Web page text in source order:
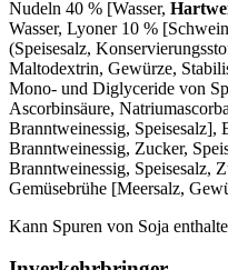
Nudeln 40 % [Wasser,
Wasser, Lyoner 10 %
(Speisesalz,
Maltodextrin, Gewürze,
Mono- und Diglyceride von
Ascorbinsäure,
Branntweinessig, Speisesalz],
Branntweinessig, Zucker,
Branntweinessig, Speisesalz,
Gemüsebrühe [Meersalz,
Kann Spuren von Soja